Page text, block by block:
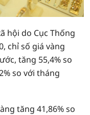
hội do Cục Thống
chỉ số giá vàng
tăng 55,4% so
so với tháng
tăng 41,86% so